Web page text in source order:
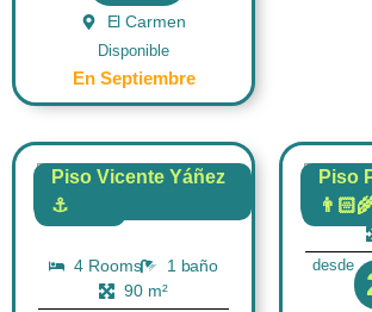
El Carmen
Disponible
En Septiembre
Piso Vicente Yáñez
⚓FLAT
4 Rooms
1 baño
90 m²
Piso
FLAT
4
desde